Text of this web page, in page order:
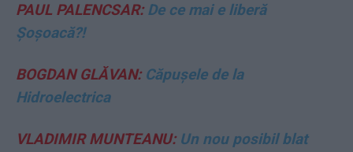
PAUL PALENCSAR:De ce mai e liberă
Șoșoacă?!
BOGDAN GLĂVAN:Căpușele de la
Hidroelectrica
VLADIMIR MUNTEANU:Un nou posibil blat